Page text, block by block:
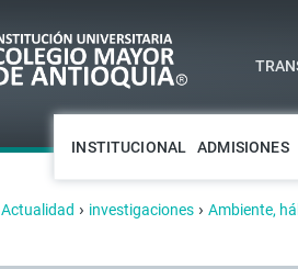
INSTITUCIONAL ADMISIONES
Actualidad › investigaciones › Ambiente,